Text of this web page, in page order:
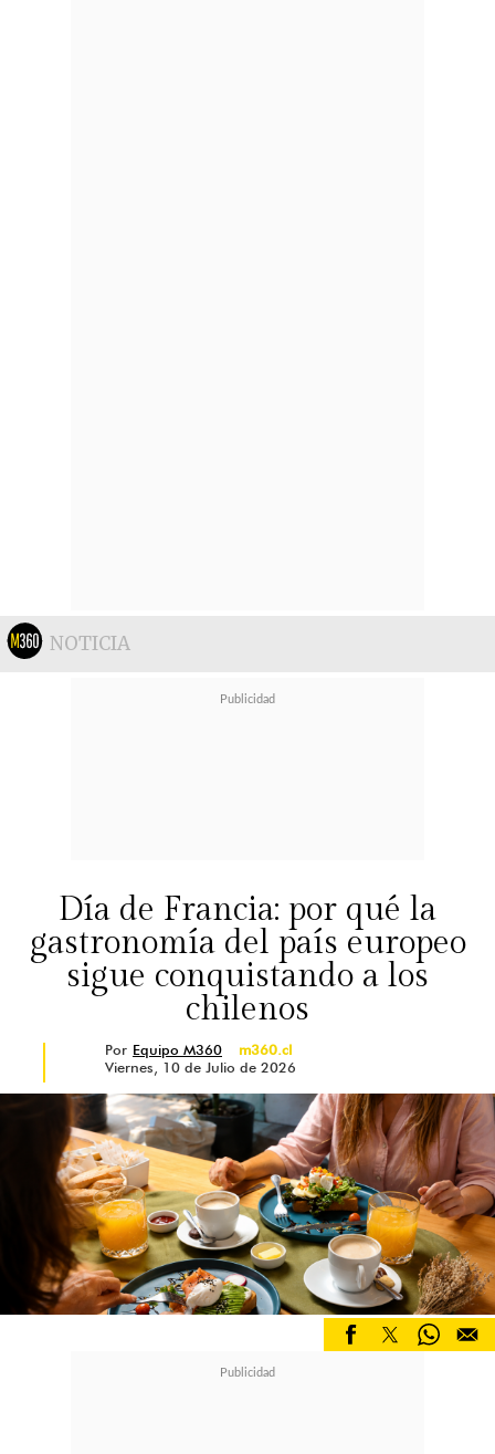
NOTICIA
Día de Francia: por qué la
gastronomía del país europeo
sigue conquistando a los
chilenos
Por Equipo M360
m360.cl
Viernes, 10 de Julio de 2026